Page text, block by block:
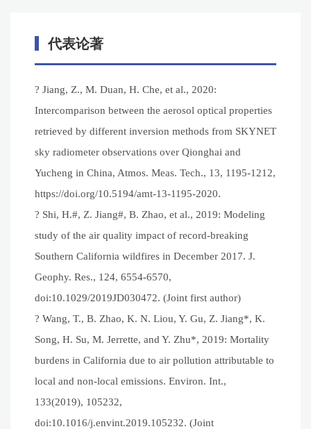
代表论著
? Jiang, Z., M. Duan, H. Che, et al., 2020:
Intercomparison between the aerosol optical properties
retrieved by different inversion methods from SKYNET
sky radiometer observations over Qionghai and
Yucheng in China, Atmos. Meas. Tech., 13, 1195-1212,
https://doi.org/10.5194/amt-13-1195-2020.
? Shi, H.#, Z. Jiang#, B. Zhao, et al., 2019: Modeling
study of the air quality impact of record-breaking
Southern California wildfires in December 2017. J.
Geophy. Res., 124, 6554-6570,
doi:10.1029/2019JD030472. (Joint first author)
? Wang, T., B. Zhao, K. N. Liou, Y. Gu, Z. Jiang*, K.
Song, H. Su, M. Jerrette, and Y. Zhu*, 2019: Mortality
burdens in California due to air pollution attributable to
local and non-local emissions. Environ. Int.,
133(2019), 105232,
doi:10.1016/j.envint.2019.105232. (Joint